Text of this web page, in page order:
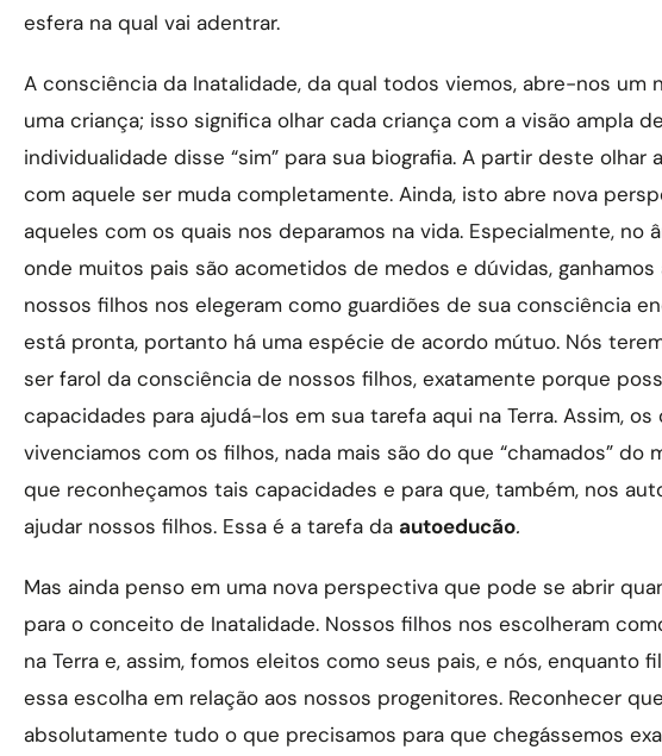
esfera na qual vai adentrar.
A consciência da Inatalidade, da qual todos viemos, abre-nos um
uma criança; isso significa olhar cada criança com a visão ampla
individualidade disse “sim” para sua biografia. A partir deste olhar
com aquele ser muda completamente. Ainda, isto abre nova
aqueles com os quais nos deparamos na vida. Especialmente, no
onde muitos pais são acometidos de medos e dúvidas,
nossos filhos nos elegeram como guardiões de sua consciência
está pronta, portanto há uma espécie de acordo mútuo. Nós
ser farol da consciência de nossos filhos, exatamente porque
capacidades para ajudá-los em sua tarefa aqui na Terra. Assim,
vivenciamos com os filhos, nada mais são do que “chamados” do
que reconheçamos tais capacidades e para que, também, nos
ajudar nossos filhos. Essa é a tarefa da autoeducão.
Mas ainda penso em uma nova perspectiva que pode se abrir
para o conceito de Inatalidade. Nossos filhos nos escolheram
na Terra e, assim, fomos eleitos como seus pais, e nós, enquanto
essa escolha em relação aos nossos progenitores. Reconhecer
absolutamente tudo o que precisamos para que chegássemos